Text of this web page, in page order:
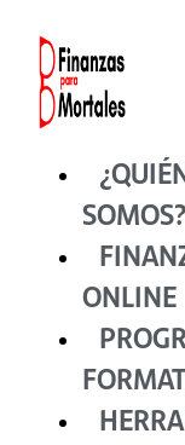
contenido
SOMOS?
ONLINE